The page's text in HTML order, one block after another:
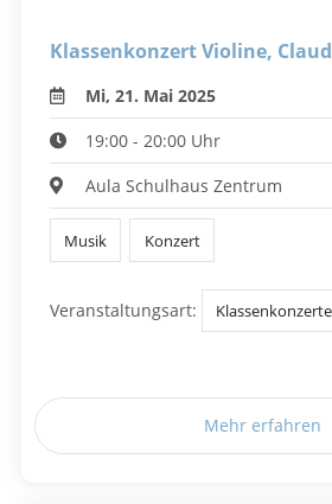
Klassenkonzert Violine,
Mi, 21. Mai 2025
19:00 - 20:00 Uhr
Aula Schulhaus Zentrum
Musik Konzert
Veranstaltungsart: Klassenkonzerte
Mehr erfahren